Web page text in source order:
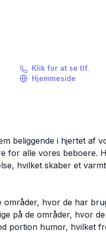
Klik for at se tlf.
Hjemmeside
beliggende i hjertet af
for alle vores beboere.
hvilket skaber et
hvor de har
på de områder, hvor de
portion humor, hvilket